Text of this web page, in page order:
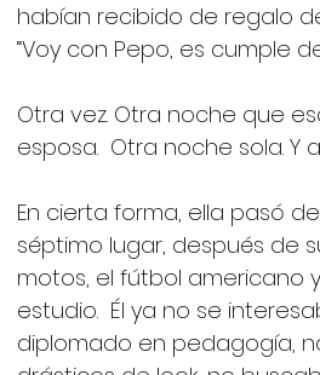
habían recibido de regalo
“Voy con Pepo, es cumple
Otra vez. Otra noche que
esposa.  Otra noche sola. Y
En cierta forma, ella pasó
séptimo lugar, después de
motos, el fútbol americano
estudio.  Él ya no se
diplomado en pedagogía,